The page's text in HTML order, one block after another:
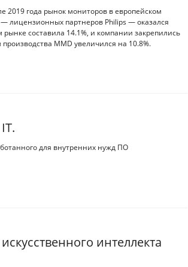
2019 года рынок мониторов в европейском
лицензионных партнеров Philips — оказался
составила 14.1%, и компании закрепились
производства MMD увеличился на 10.8%.
для внутренних нужд ПО
интеллекта